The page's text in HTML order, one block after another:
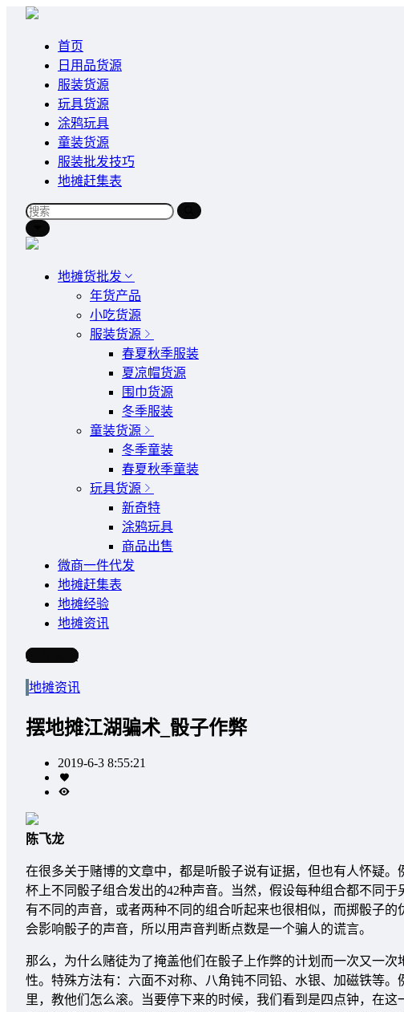
首页
日用品货源
服装货源
玩具货源
涂鸦玩具
童装货源
服装批发技巧
地摊赶集表
地摊货批发
年货产品
小吃货源
服装货源
春夏秋季服装
夏凉帽货源
围巾货源
冬季服装
童装货源
冬季童装
春夏秋季童装
玩具货源
新奇特
涂鸦玩具
商品出售
微商一件代发
地摊赶集表
地摊经验
地摊资讯
写文章
地摊资讯
摆地摊江湖骗术_骰子作弊
2019-6-3 8:55:21
陈飞龙
在很多关于赌博的文章中，都是听骰子说有证据，但也有人怀疑
杯上不同骰子组合发出的42种声音。当然，假设每种组合都不同
有不同的声音，或者两种不同的组合听起来也很相似，而掷骰子
会影响骰子的声音，所以用声音判断点数是一个骗人的谎言。
那么，为什么赌徒为了掩盖他们在骰子上作弊的计划而一次又一
性。特殊方法有：六面不对称、八角钝不同铅、水银、加磁铁等
里，教他们怎么滚。当要停下来的时候，我们看到是四点钟，在